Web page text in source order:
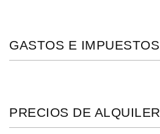
GASTOS E IMPUESTOS
PRECIOS DE ALQUILER